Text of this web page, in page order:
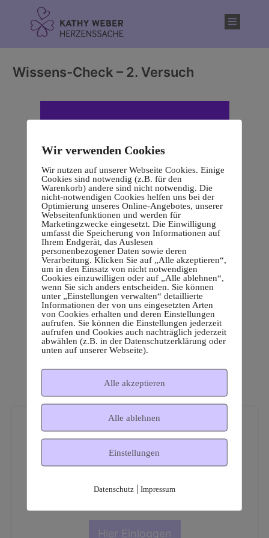
Wissens-Check – 2. Versuch
Dies ist ein geschützter
Mitgliederbereich!
Hier Einloggen
Wir verwenden Cookies
Wir nutzen auf unserer Webseite Cookies. Einige
Cookies sind notwendig (z.B. für den
Warenkorb) andere sind nicht notwendig. Die
nicht-notwendigen Cookies helfen uns bei der
Optimierung unseres Online-Angebotes, unserer
Webseitenfunktionen und werden für
Marketingzwecke eingesetzt. Die Einwilligung
umfasst die Speicherung von Informationen auf
Ihrem Endgerät, das Auslesen
personenbezogener Daten sowie deren
Verarbeitung. Klicken Sie auf „Alle akzeptieren“,
um in den Einsatz von nicht notwendigen
Cookies einzuwilligen oder auf „Alle ablehnen“,
wenn Sie sich anders entscheiden. Sie können
unter „Einstellungen verwalten“ detaillierte
Informationen der von uns eingesetzten Arten
von Cookies erhalten und deren Einstellungen
aufrufen. Sie können die Einstellungen jederzeit
aufrufen und Cookies auch nachträglich jederzeit
abwählen (z.B. in der Datenschutzerklärung oder
unten auf unserer Webseite).
Alle akzeptieren
Alle ablehnen
Einstellungen
Datenschutz| Impressum